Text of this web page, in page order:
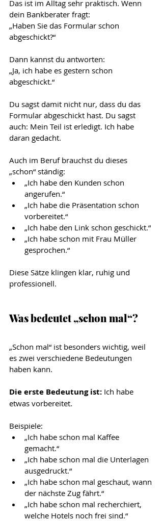
Das ist im Alltag sehr praktisch. Wenn
dein Bankberater fragt:
„Haben Sie das Formular schon
abgeschickt?“
Dann kannst du antworten:
„Ja, ich habe es gestern schon
abgeschickt.“
Du sagst damit nicht nur, dass du das
Formular abgeschickt hast. Du sagst
auch: Mein Teil ist erledigt. Ich habe
daran gedacht.
Auch im Beruf brauchst du dieses
„schon“ ständig:
„Ich habe den Kunden schon
angerufen.“
„Ich habe die Präsentation schon
vorbereitet.“
„Ich habe den Link schon geschickt.“
„Ich habe schon mit Frau Müller
gesprochen.“
Diese Sätze klingen klar, ruhig und
professionell.
Was bedeutet „schon mal“?
„Schon mal“ ist besonders wichtig, weil
es zwei verschiedene Bedeutungen
haben kann.
Die erste Bedeutung ist: Ich habe
etwas vorbereitet.
Beispiele:
„Ich habe schon mal Kaffee
gemacht.“
„Ich habe schon mal die Unterlagen
ausgedruckt.“
„Ich habe schon mal geschaut, wann
der nächste Zug fährt.“
„Ich habe schon mal recherchiert,
welche Hotels noch frei sind.“